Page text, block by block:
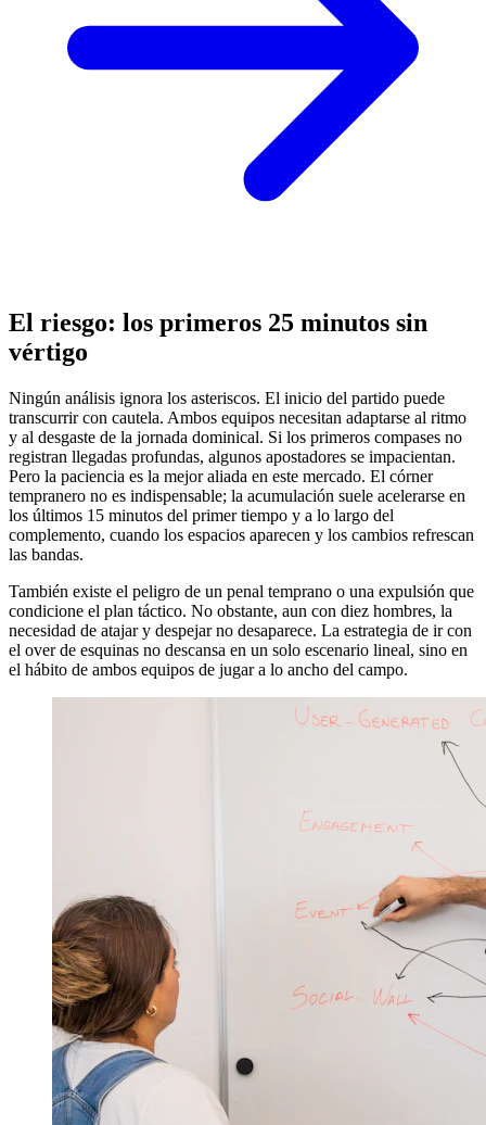
El riesgo: los primeros 25 minutos sin
vértigo
Ningún análisis ignora los asteriscos. El inicio del partido puede
transcurrir con cautela. Ambos equipos necesitan adaptarse al ritmo
y al desgaste de la jornada dominical. Si los primeros compases no
registran llegadas profundas, algunos apostadores se impacientan.
Pero la paciencia es la mejor aliada en este mercado. El córner
tempranero no es indispensable; la acumulación suele acelerarse en
los últimos 15 minutos del primer tiempo y a lo largo del
complemento, cuando los espacios aparecen y los cambios refrescan
las bandas.
También existe el peligro de un penal temprano o una expulsión que
condicione el plan táctico. No obstante, aun con diez hombres, la
necesidad de atajar y despejar no desaparece. La estrategia de ir con
el over de esquinas no descansa en un solo escenario lineal, sino en
el hábito de ambos equipos de jugar a lo ancho del campo.